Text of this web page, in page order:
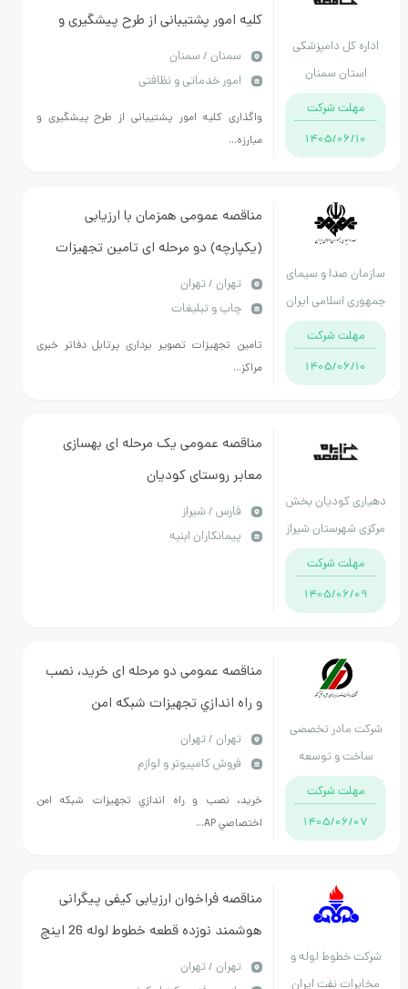
اداره کل دامپزشکی
استان سمنان
مهلت شرکت
1405/06/10
کلیه امور پشتیبانی از طرح پیشگیری و
مبارزه با بیماری های دام و طیور
سمنان / سمنان
امور خدماتی و نظافتی
واگذاری کلیه امور پشتیبانی از طرح پیشگیری و
مبارزه...
سازمان صدا و سیمای
جمهوری اسلامی ایران
مهلت شرکت
1405/06/10
مناقصه عمومی همزمان با ارزیابی
(یکپارچه) دو مرحله ای تامین تجهیزات
تصویر برداری پرتابل دفاتر خبری مراکز
استانها
تهران / تهران
چاپ و تبلیغات
تامین تجهیزات تصویر برداری پرتابل دفاتر خبری
مراکز...
دهیاری کودیان بخش
مرکزی شهرستان شیراز
مهلت شرکت
1405/06/09
مناقصه عمومی یک مرحله ای بهسازی
معابر روستای کودیان
فارس / شیراز
پیمانکاران ابنیه
شرکت مادر تخصصی
ساخت و توسعه
زیربناهای حمل و نقل
مهلت شرکت
1405/06/07
مناقصه عمومی دو مرحله ای خريد، نصب
و راه اندازي تجهيزات شبکه امن
اختصاصي APN و تجهيزات VPN.
تهران / تهران
فروش کامپیوتر و لوازم
خريد، نصب و راه اندازي تجهيزات شبکه امن
اختصاصي AP...
شرکت خطوط لوله و
مخابرات نفت ایران
مناقصه فراخوان ارزیابی کیفی پیگرانی
هوشمند نوزده قطعه خطوط لوله 26 اینچ
تهران / تهران